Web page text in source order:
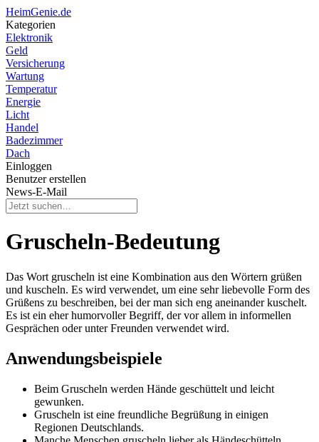
HeimGenie.de
Kategorien
Elektronik
Geld
Versicherung
Wartung
Temperatur
Energie
Licht
Handel
Badezimmer
Dach
Einloggen
Benutzer erstellen
News-E-Mail
Gruscheln-Bedeutung
Das Wort gruscheln ist eine Kombination aus den Wörtern grüßen
und kuscheln. Es wird verwendet, um eine sehr liebevolle Form des
Grüßens zu beschreiben, bei der man sich eng aneinander kuschelt.
Es ist ein eher humorvoller Begriff, der vor allem in informellen
Gesprächen oder unter Freunden verwendet wird.
Anwendungsbeispiele
Beim Gruscheln werden Hände geschüttelt und leicht
gewunken.
Gruscheln ist eine freundliche Begrüßung in einigen
Regionen Deutschlands.